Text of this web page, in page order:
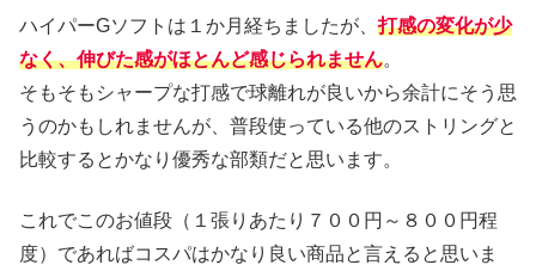
ハイパーGソフトは１か月経ちましたが、打感の変化が少
なく、伸びた感がほとんど感じられません。
そもそもシャープな打感で球離れが良いから余計にそう思
うのかもしれませんが、普段使っている他のストリングと
比較するとかなり優秀な部類だと思います。
これでこのお値段（１張りあたり７００円～８００円程
度）であればコスパはかなり良い商品と言えると思いま